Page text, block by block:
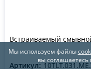
Встраиваемый
Артикул:
Мы используем файлы
вы